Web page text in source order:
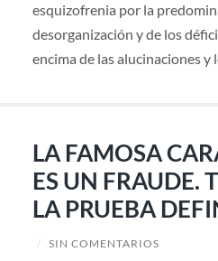
esquizofrenia por la
desorganización y de los
encima de las alucinaciones y
LA FAMOSA
ES UN FRAUDE.
LA PRUEBA
/ SIN COMENTARIOS